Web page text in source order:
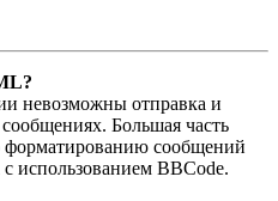
невозможны отправка и
Большая часть
сообщений
использованием BBCode.